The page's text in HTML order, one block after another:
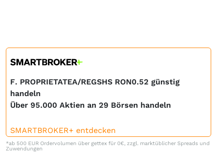
F. PROPRIETATEA/REGSHS RON0.52 günstig
handeln
Über 95.000 Aktien an 29 Börsen handeln
SMARTBROKER+ entdecken
*ab 500 EUR Ordervolumen über gettex für 0€, zzgl. marktüblicher Spreads und
Zuwendungen